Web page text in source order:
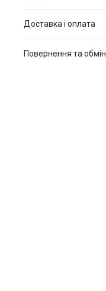
Доставка і оплата
Повернення та обмін